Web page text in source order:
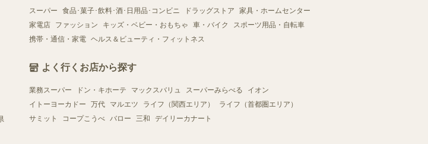
スーパー 食品･菓子･飲料･酒･日用品･コンビニ ドラッグストア
家具・ホームセンター
家電店
ファッション キッズ・ベビー・おもちゃ 車・バイク
スポーツ用品・自転車
携帯・通信・家電 ヘルス＆ビューティ・フィットネス
よく行くお店から探す
業務スーパー ドン・キホーテ マックスバリュ スーパーみらべる
イオン
イトーヨーカドー
万代 マルエツ ライフ（関西エリア）
ライフ（首都圏エリア）
サミット
コープこうべ バロー 三和 デイリーカナート